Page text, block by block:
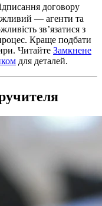
договору
— агенти та
зв’язатися з
Краще подбати
Читайте Замкнене
для деталей.